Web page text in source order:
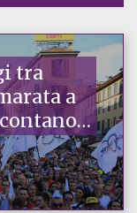
tra
a